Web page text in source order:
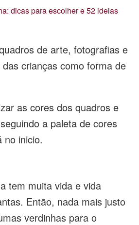
dicas para escolher e 52 ideias
de arte, fotografias e
crianças como forma de
as cores dos quadros e
a paleta de cores
no inicio.
tem muita vida e vida
Então, nada mais justo
verdinhas para o